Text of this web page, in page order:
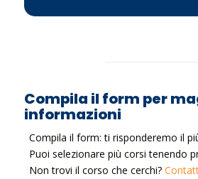
Compila il form per
informazioni
Compila il form: ti risponderemo il
Puoi selezionare più corsi tenendo
Non trovi il corso che cerchi?